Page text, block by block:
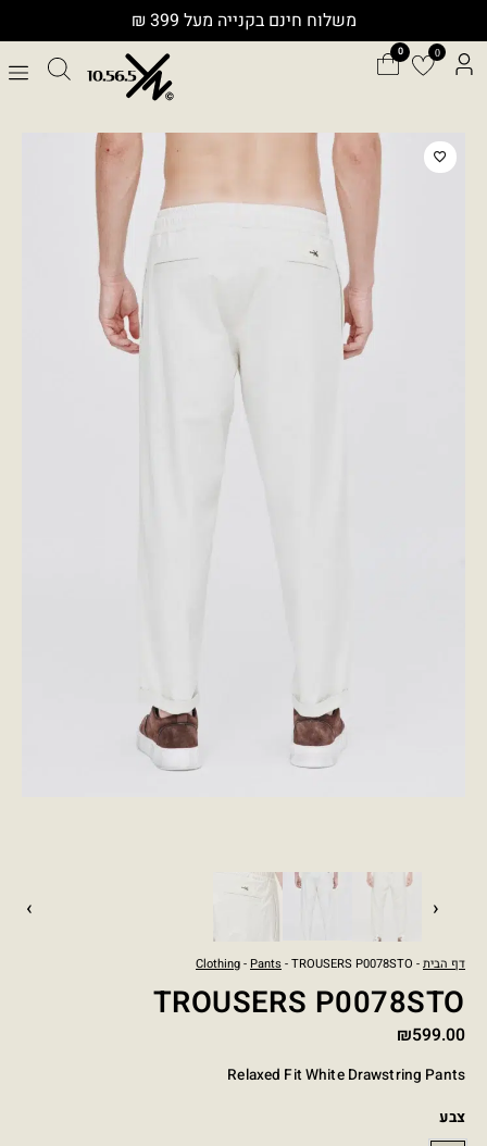
משלוח חינם בקנייה מעל 399 ₪
0
‹
›
דף הבית-
Clothing- Pants- TROUSERS P0078STO
TROUSERS P0078STO
₪599.00
צבע
כמות
של
Relaxed Fit White Drawstring Pants